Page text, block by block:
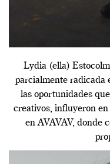
Lydia (ella)
parcialmente radicada
las oportunidades
creativos, influyeron
en AVAVAV, donde